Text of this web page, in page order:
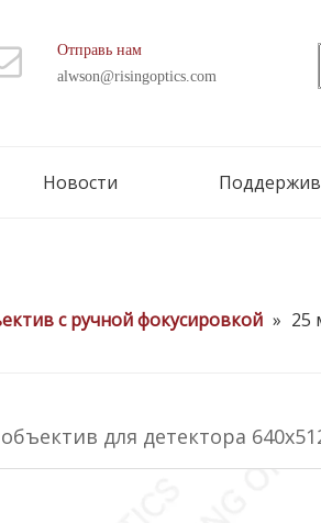
Отправь нам
alwson@risingoptics.com
Новости
с ручной фокусировкой » 25
для детектора